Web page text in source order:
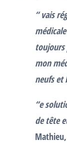
“vais
toujours
mon
neufs et
“e
de tête